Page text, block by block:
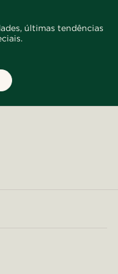
últimas tendências